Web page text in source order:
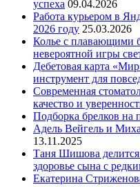
успеха 09.04.2026
Работа курьером в
2026 году 25.03.2026
Колье с плавающими
невероятной игры
Дебетовая карта
инструмент для
Современная
качество и
Подборка брелков на
Адель Вейгель и
13.11.2025
Таня Шишова делится
здоровье сына с
Екатерина